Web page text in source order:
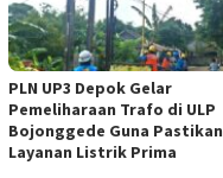
PLN UP3 Depok Gelar
Pemeliharaan Trafo di ULP
Bojonggede Guna Pastikan
Layanan Listrik Prima